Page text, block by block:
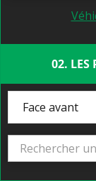
02. LES
Face avant